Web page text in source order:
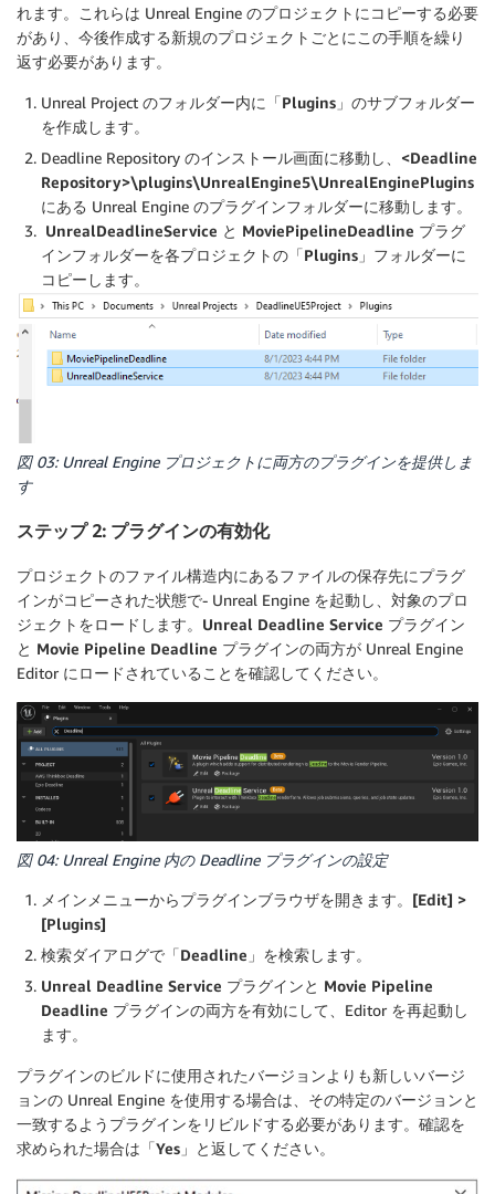
れます。これらは Unreal Engine のプロジェクトにコピーする必要
があり、今後作成する新規のプロジェクトごとにこの手順を繰り
返す必要があります。
Unreal Project のフォルダー内に「Plugins 」のサブフォルダー
を作成します。
Deadline Repository のインストール画面に移動し、 <Deadline
Repository>\plugins\UnrealEngine5\UnrealEnginePlugins
にある Unreal Engine のプラグインフォルダーに移動します。
UnrealDeadlineService と MoviePipelineDeadline プラグ
インフォルダーを各プロジェクトの「Plugins 」フォルダーに
コピーします。
図 03: Unreal Engine プロジェクトに両方のプラグインを提供しま
す
ステップ 2: プラグインの有効化
プロジェクトのファイル構造内にあるファイルの保存先にプラグ
インがコピーされた状態で- Unreal Engine を起動し、対象のプロ
ジェクトをロードします。 Unreal Deadline Service プラグイン
と Movie Pipeline Deadline プラグインの両方が Unreal Engine
Editor にロードされていることを確認してください。
図 04: Unreal Engine 内の Deadline プラグインの設定
メインメニューからプラグインブラウザを開きます。 [Edit] >
[Plugins]
検索ダイアログで「Deadline 」を検索します。
Unreal Deadline Service プラグインと Movie Pipeline
Deadline プラグインの両方を有効にして、Editor を再起動し
ます。
プラグインのビルドに使用されたバージョンよりも新しいバージ
ョンの Unreal Engine を使用する場合は、その特定のバージョンと
一致するようプラグインをリビルドする必要があります。確認を
求められた場合は「Yes 」と返してください。